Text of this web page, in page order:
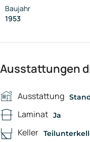
Baujahr
1953
Ausstattungen
Ausstattung
Laminat Ja
Keller